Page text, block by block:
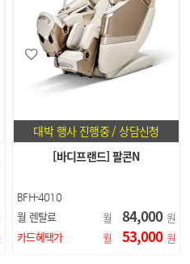
대박 행사 진행중 / 상담신청
[바디프랜드] 팔콘N
BFH-4010
월 렌탈료 월 84,000 원
카드혜택가
월 53,000 원